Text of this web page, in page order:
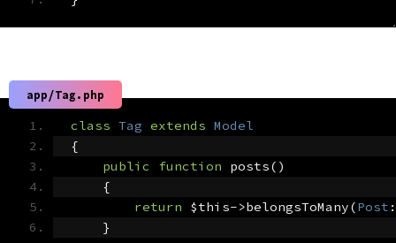
app/Tag.php
class Tag extends Model
{
public
function posts()
{
return $this->belongsToMany(Post
}